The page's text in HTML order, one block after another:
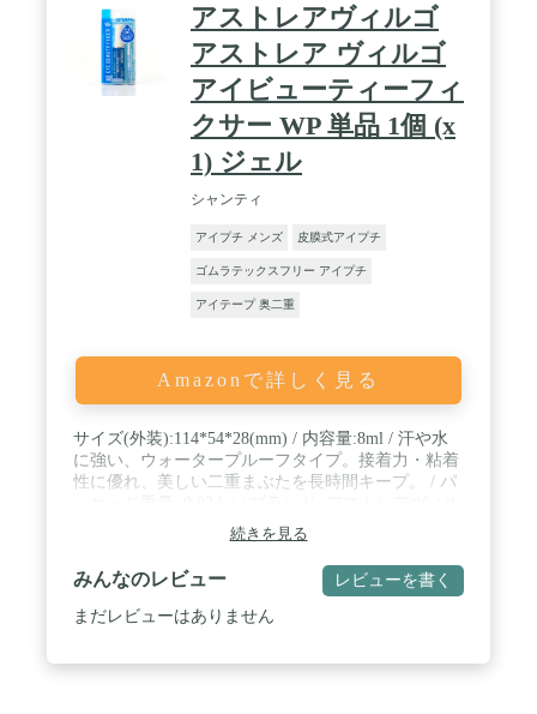
アストレアヴィルゴ
アストレア ヴィルゴ
アイビューティーフィ
クサー WP 単品 1個 (x
1) ジェル
シャンティ
アイプチ メンズ 皮膜式アイプチ
ゴムラテックスフリー アイプチ
アイテープ 奥二重
Amazonで詳しく見る
サイズ(外装):114*54*28(mm) / 内容量:8ml / 汗や水
に強い、ウォータープルーフタイプ。接着力・粘着
性に優れ、美しい二重まぶたを長時間キープ。 / パ
続きを見る
みんなのレビュー レビューを書く
まだレビューはありません